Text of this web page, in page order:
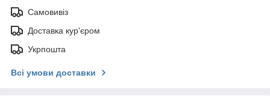
Самовивіз
Доставка кур'єром
Укрпошта
Всі умови доставки